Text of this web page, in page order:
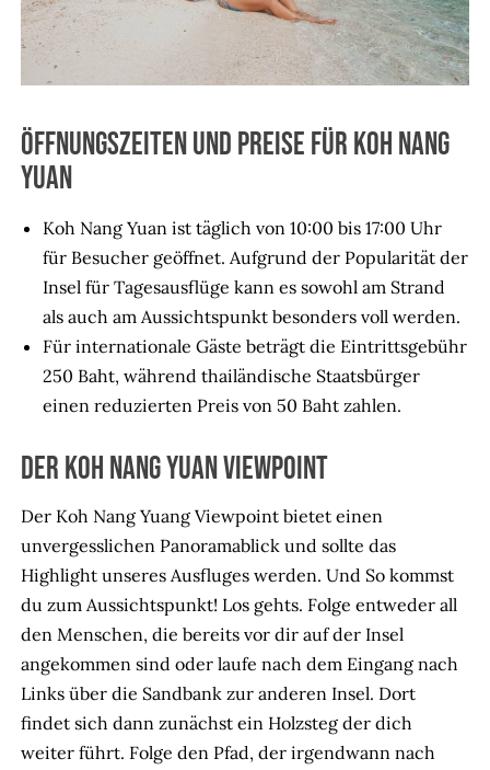
Öffnungszeiten und Preise für Koh Nang
Yuan
Koh Nang Yuan ist täglich von 10:00 bis 17:00 Uhr
für Besucher geöffnet. Aufgrund der Popularität der
Insel für Tagesausflüge kann es sowohl am Strand
als auch am Aussichtspunkt besonders voll werden.
Für internationale Gäste beträgt die Eintrittsgebühr
250 Baht, während thailändische Staatsbürger
einen reduzierten Preis von 50 Baht zahlen.
Der Koh Nang Yuan Viewpoint
Der Koh Nang Yuang Viewpoint bietet einen
unvergesslichen Panoramablick und sollte das
Highlight unseres Ausfluges werden. Und So kommst
du zum Aussichtspunkt! Los gehts. Folge entweder all
den Menschen, die bereits vor dir auf der Insel
angekommen sind oder laufe nach dem Eingang nach
Links über die Sandbank zur anderen Insel. Dort
findet sich dann zunächst ein Holzsteg der dich
weiter führt. Folge den Pfad, der irgendwann nach